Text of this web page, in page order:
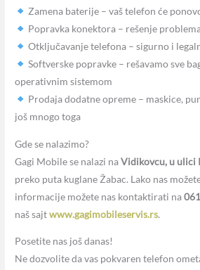
Zamena baterije – vaš telefon će
Popravka konektora – rešenje
Otključavanje telefona – sigurno i
Softverske popravke – rešavamo sve
operativnim sistemom
Prodaja dodatne opreme – maskice,
još mnogo toga
Gde se nalazimo?
Gagi Mobile se nalazi naVidikovcu, u ulici
preko puta kuglane Žabac. Lako nas
informacije možete nas kontaktirati na
naš sajtwww.gagimobileservis.rs.
Posetite nas još danas!
Ne dozvolite da vas pokvaren telefon